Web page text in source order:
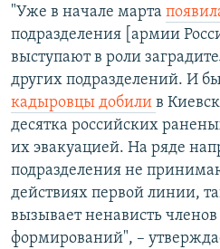
"Уже в начале марта
подразделения [армии
выступают в роли
других подразделений. И
кадыровцы добили в
десятка российских
их эвакуацией. На ряде
подразделения не
действиях первой линии,
вызывает ненависть
формирований", –